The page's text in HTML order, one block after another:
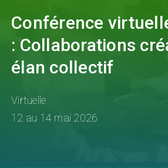
Conférence
: Collaborations
élan collectif
Virtuelle
12 au 14 mai 2026